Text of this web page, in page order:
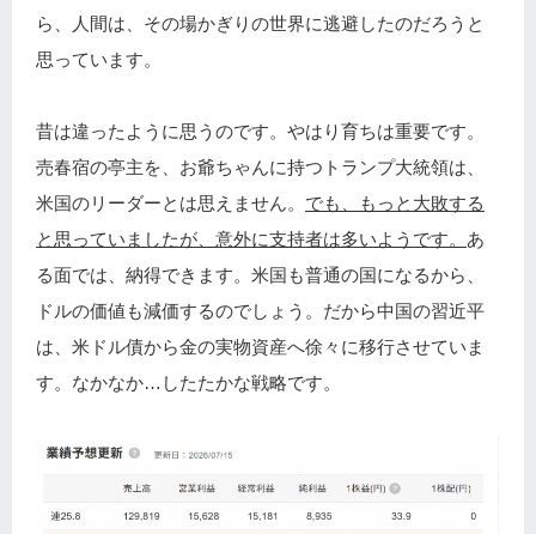
ら、人間は、その場かぎりの世界に逃避したのだろうと
思っています。
昔は違ったように思うのです。やはり育ちは重要です。
売春宿の亭主を、お爺ちゃんに持つトランプ大統領は、
米国のリーダーとは思えません。 でも、もっと大敗する
と思っていましたが、意外に支持者は多いようです。 あ
る面では、納得できます。米国も普通の国になるから、
ドルの価値も減価するのでしょう。だから中国の習近平
は、米ドル債から金の実物資産へ徐々に移行させていま
す。なかなか…したたかな戦略です。